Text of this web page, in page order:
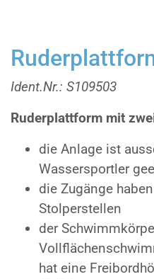
Ident.Nr.: S109503
Ruderplattform mit
die Anlage ist
Wassersportler
die Zugänge
Stolperstellen
der
hat eine